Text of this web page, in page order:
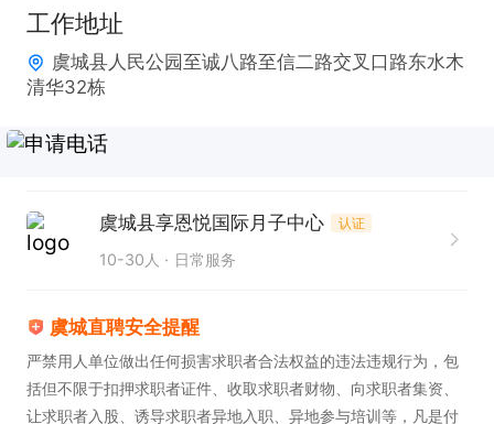
工作地址
虞城县人民公园至诚八路至信二路交叉口路东水木
清华32栋
虞城县享恩悦国际月子中心 认证
10-30人 日常服务
虞城直聘安全提醒
严禁用人单位做出任何损害求职者合法权益的违法违规行为，包
括但不限于扣押求职者证件、收取求职者财物、向求职者集资、
让求职者入股、诱导求职者异地入职、异地参与培训等，凡是付